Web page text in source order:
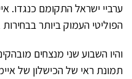
ערביי ישראל התקומם כנגדו.
הפוליטי העמוק ביותר בבחירות 2021.
והיו השבוע שני מנצחים
תמונת ראי של הכישלון של